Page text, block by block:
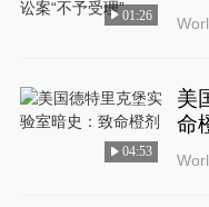
01:26
04:53
美
命